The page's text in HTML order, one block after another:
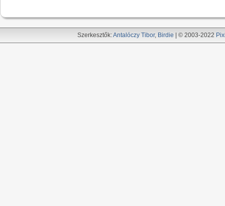
Szerkesztők:Antalóczy Tibor, Birdie | © 2003-2022